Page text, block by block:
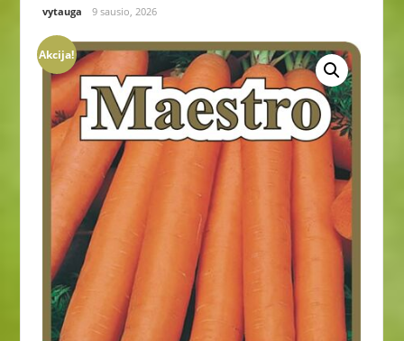
vytauga 9 sausio, 2026
Akcija!